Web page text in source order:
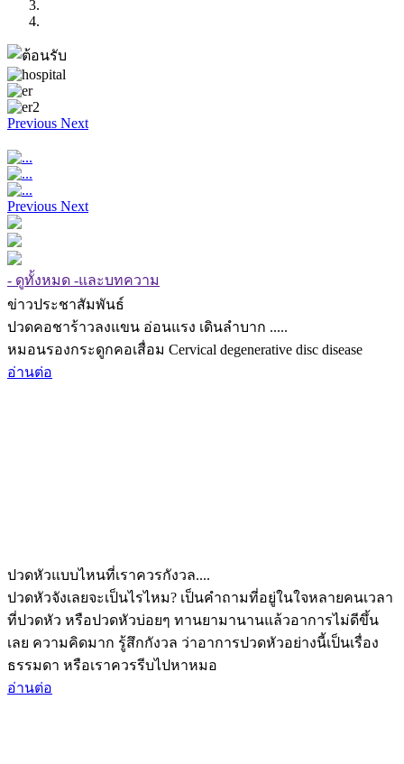
Previous Next
Previous Next
- ดูทั้งหมด -และบทความ
ข่าวประชาสัมพันธ์
ปวดคอชาร้าวลงแขน อ่อนแรง เดินลำบาก .....
หมอนรองกระดูกคอเสื่อม Cervical degenerative disc disease
อ่านต่อ
ปวดหัวแบบไหนที่เราควรกังวล....
ปวดหัวจังเลยจะเป็นไรไหม? เป็นคำถามที่อยู่ในใจหลายคนเวลา
ที่ปวดหัว หรือปวดหัวบ่อยๆ ทานยามานานแล้วอาการไม่ดีขึ้น
เลย ความคิดมาก รู้สึกกังวล ว่าอาการปวดหัวอย่างนี้เป็นเรื่อง
ธรรมดา หรือเราควรรีบไปหาหมอ
อ่านต่อ